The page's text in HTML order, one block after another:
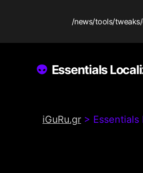
/news/tools/tweaks
Essentials
iGuRu.gr >